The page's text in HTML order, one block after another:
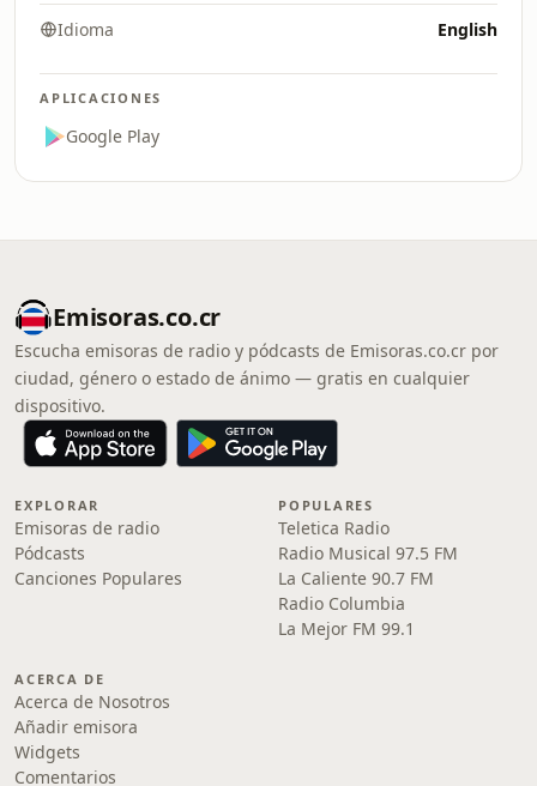
Idioma English
APLICACIONES
Google Play
Emisoras.co.cr
Escucha emisoras de radio y pódcasts de Emisoras.co.cr por
ciudad, género o estado de ánimo — gratis en cualquier
dispositivo.
EXPLORAR
Emisoras de radio
Pódcasts
Canciones Populares
POPULARES
Teletica Radio
Radio Musical 97.5 FM
La Caliente 90.7 FM
Radio Columbia
La Mejor FM 99.1
ACERCA DE
Acerca de Nosotros
Añadir emisora
Widgets
Comentarios